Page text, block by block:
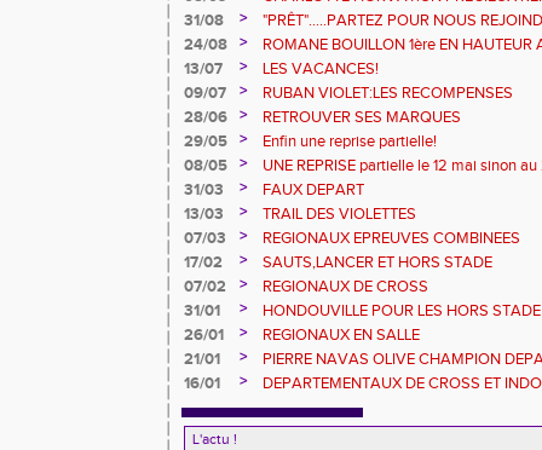
31/08
>
"PRÊT".....PARTEZ POUR NOUS
24/08
>
ROMANE BOUILLON 1ère EN HAUTEUR
13/07
>
LES VACANCES!
09/07
>
RUBAN VIOLET:LES RECOMPENSES
28/06
>
RETROUVER SES MARQUES
29/05
>
Enfin une reprise partielle!
08/05
>
UNE REPRISE partielle le 12 mai sinon au
31/03
>
FAUX DEPART
13/03
>
TRAIL DES VIOLETTES
07/03
>
REGIONAUX EPREUVES COMBINEES
17/02
>
SAUTS,LANCER ET HORS STADE
07/02
>
REGIONAUX DE CROSS
31/01
>
HONDOUVILLE POUR LES HORS
TRES JEUNES
26/01 >
REGIONAUX EN SALLE
21/01
>
PIERRE NAVAS OLIVE CHAMPION
16/01
> DEPARTEMENTAUX DE CROSS ET